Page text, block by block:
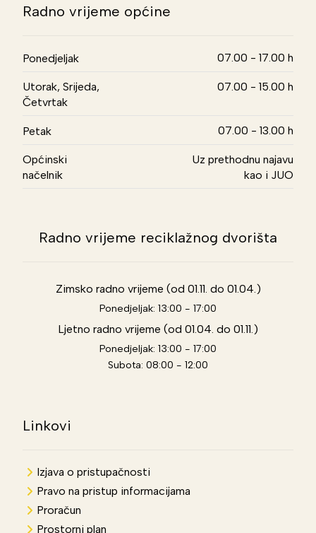
Radno vrijeme općine
Ponedjeljak 07.00 - 17.00 h
Utorak, Srijeda,
Četvrtak
07.00 - 15.00 h
Petak 07.00 - 13.00 h
Općinski
načelnik
Uz prethodnu najavu
kao i JUO
Radno vrijeme reciklažnog dvorišta
Zimsko radno vrijeme (od 01.11. do 01.04.)
Ponedjeljak: 13:00 - 17:00
Ljetno radno vrijeme (od 01.04. do 01.11.)
Ponedjeljak: 13:00 - 17:00
Subota: 08:00 - 12:00
Linkovi
Izjava o pristupačnosti
Pravo na pristup informacijama
Proračun
Prostorni plan